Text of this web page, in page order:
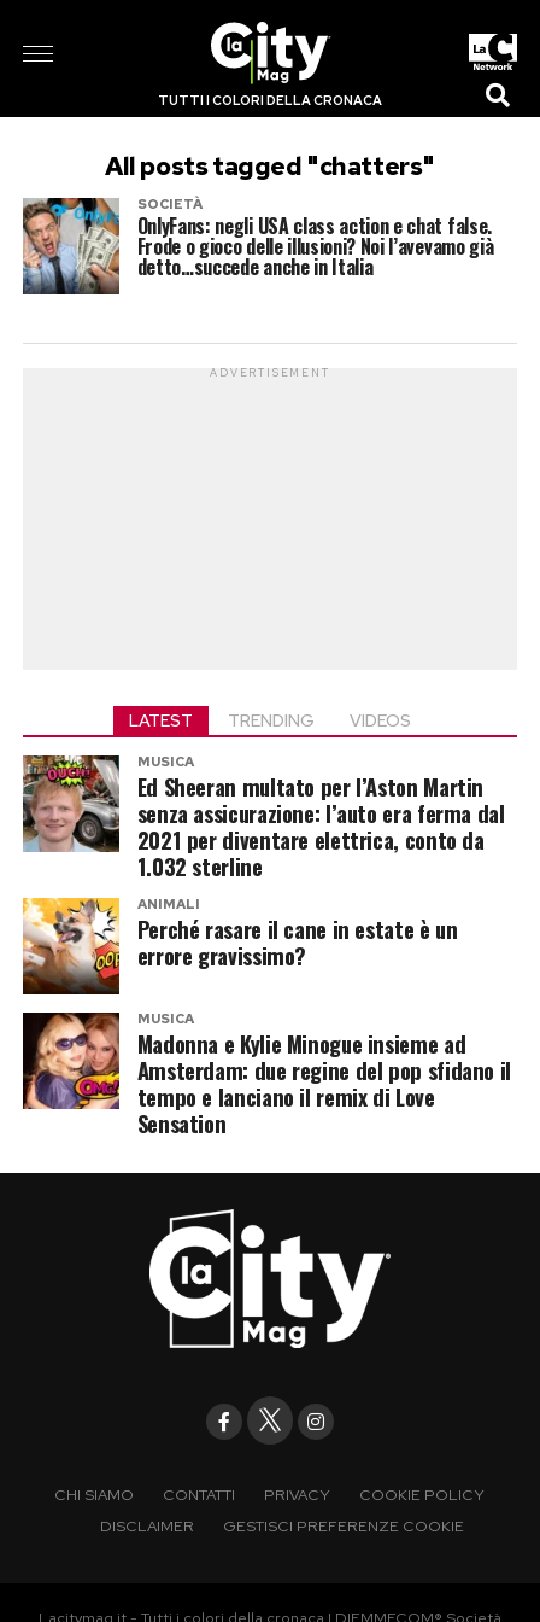
TUTTI I COLORI DELLA CRONACA
All posts tagged "chatters"
SOCIETÀ
OnlyFans: negli USA class action e chat false.
Frode o gioco delle illusioni? Noi l’avevamo già
detto…succede anche in Italia
ADVERTISEMENT
LATEST TRENDING VIDEOS
MUSICA
Ed Sheeran multato per l’Aston Martin
senza assicurazione: l’auto era ferma dal
2021 per diventare elettrica, conto da
1.032 sterline
ANIMALI
Perché rasare il cane in estate è un
errore gravissimo?
MUSICA
Madonna e Kylie Minogue insieme ad
Amsterdam: due regine del pop sfidano il
tempo e lanciano il remix di Love
Sensation
CHI SIAMO CONTATTI PRIVACY
COOKIE POLICY
DISCLAIMER
GESTISCI PREFERENZE COOKIE
Lacitymag.it - Tutti i colori della cronaca | DIEMMECOM® Società